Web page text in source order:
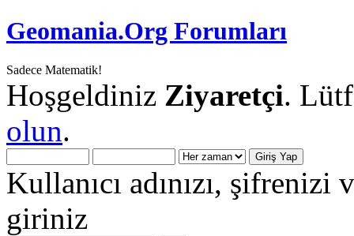
Geomania.Org Forumları
Sadece Matematik!
Hoşgeldiniz Ziyaretçi.
olun.
Kullanıcı adınızı,
giriniz